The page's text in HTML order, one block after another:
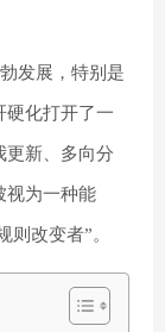
发展，特别是
硬化打开了一
更新、多向分
视为一种能
则改变者”。